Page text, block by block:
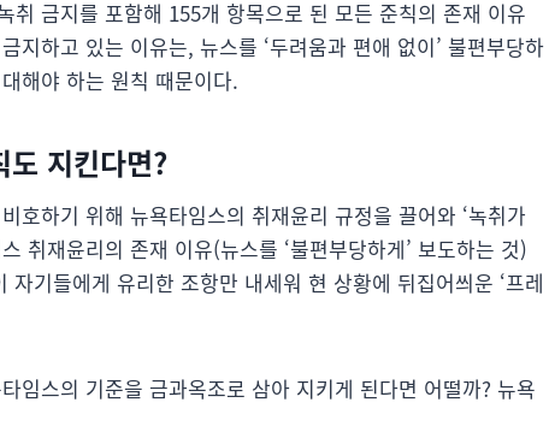
금지를 포함해 155개 항목으로 된 모든 준칙의 존재 이유
지하고 있는 이유는, 뉴스를 ‘두려움과 편애 없이’ 불편부당하
해야 하는 원칙 때문이다.
도 지킨다면?
호하기 위해 뉴욕타임스의 취재윤리 규정을 끌어와 ‘녹취가
취재윤리의 존재 이유(뉴스를 ‘불편부당하게’ 보도하는 것)
기들에게 유리한 조항만 내세워 현 상황에 뒤집어씌운 ‘프레
임스의 기준을 금과옥조로 삼아 지키게 된다면 어떨까? 뉴욕